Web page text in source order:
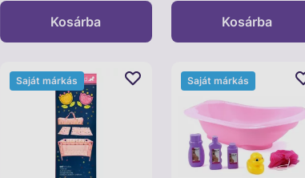
Kosárba Kosárba
Saját márkás Saját márkás